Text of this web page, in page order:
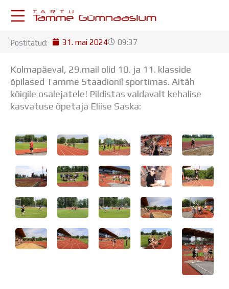
KESKKONNAD
Postkast
Drive
Tamme TV
Tamme Leht
Koorilaul
ÕPPETÖÖ
Aastaplaan
Õppekava
Ainepassid
Huviringid
Distantsõpe
Kodukord
Postitatud: 31. mai 2024 09:37
Kolmapäeval, 29.mail olid 10. ja 11. klasside
õpilased Tamme Staadionil sportimas. Aitäh
kõigile osalejatele! Pildistas valdavalt kehalise
kasvatuse õpetaja Eliise Saska: